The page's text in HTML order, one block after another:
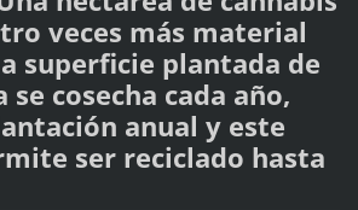
veces más material
superficie plantada de
se cosecha cada año,
anual y este
ser reciclado hasta